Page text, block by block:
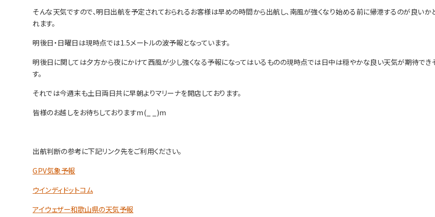
そんな天気ですので、明日出航を予定されておられるお客様は早めの時間から出航し、南風が強くなり始める前に帰港するのが良いか
れます。
明後日・日曜日は現時点では1.5メートルの波予報となっています。
明後日に関しては夕方から夜にかけて西風が少し強くなる予報になってはいるものの現時点では日中は穏やかな良い天気が期待でき
す。
それでは今週末も土日両日共に早朝よりマリーナを開店しております。
皆様のお越しをお待ちしておりますm(_ _)m
出航判断の参考に下記リンク先をご利用ください。
GPV気象予報
ウインディドットコム
アイウェザー和歌山県の天気予報